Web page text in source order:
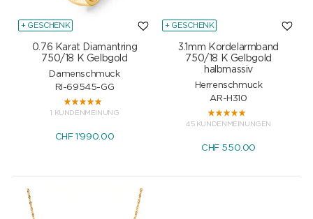
+ GESCHENK
0.76 Karat Diamantring
750/18 K Gelbgold
Damenschmuck
RI-69545-GG
1 KUNDENMEINUNG
CHF 1'990.00
+ GESCHENK
3.1mm Kordelarmband
750/18 K Gelbgold
halbmassiv
Herrenschmuck
AR-H310
45 KUNDENMEINUNGEN
CHF 550.00